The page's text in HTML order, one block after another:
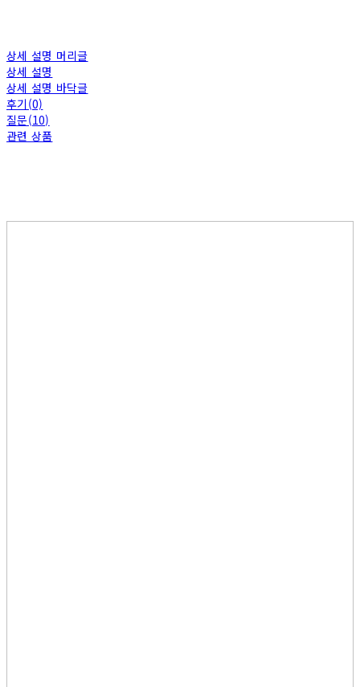
상세 설명 머리글
상세 설명
상세 설명 바닥글
후기(0)
질문(10)
관련 상품